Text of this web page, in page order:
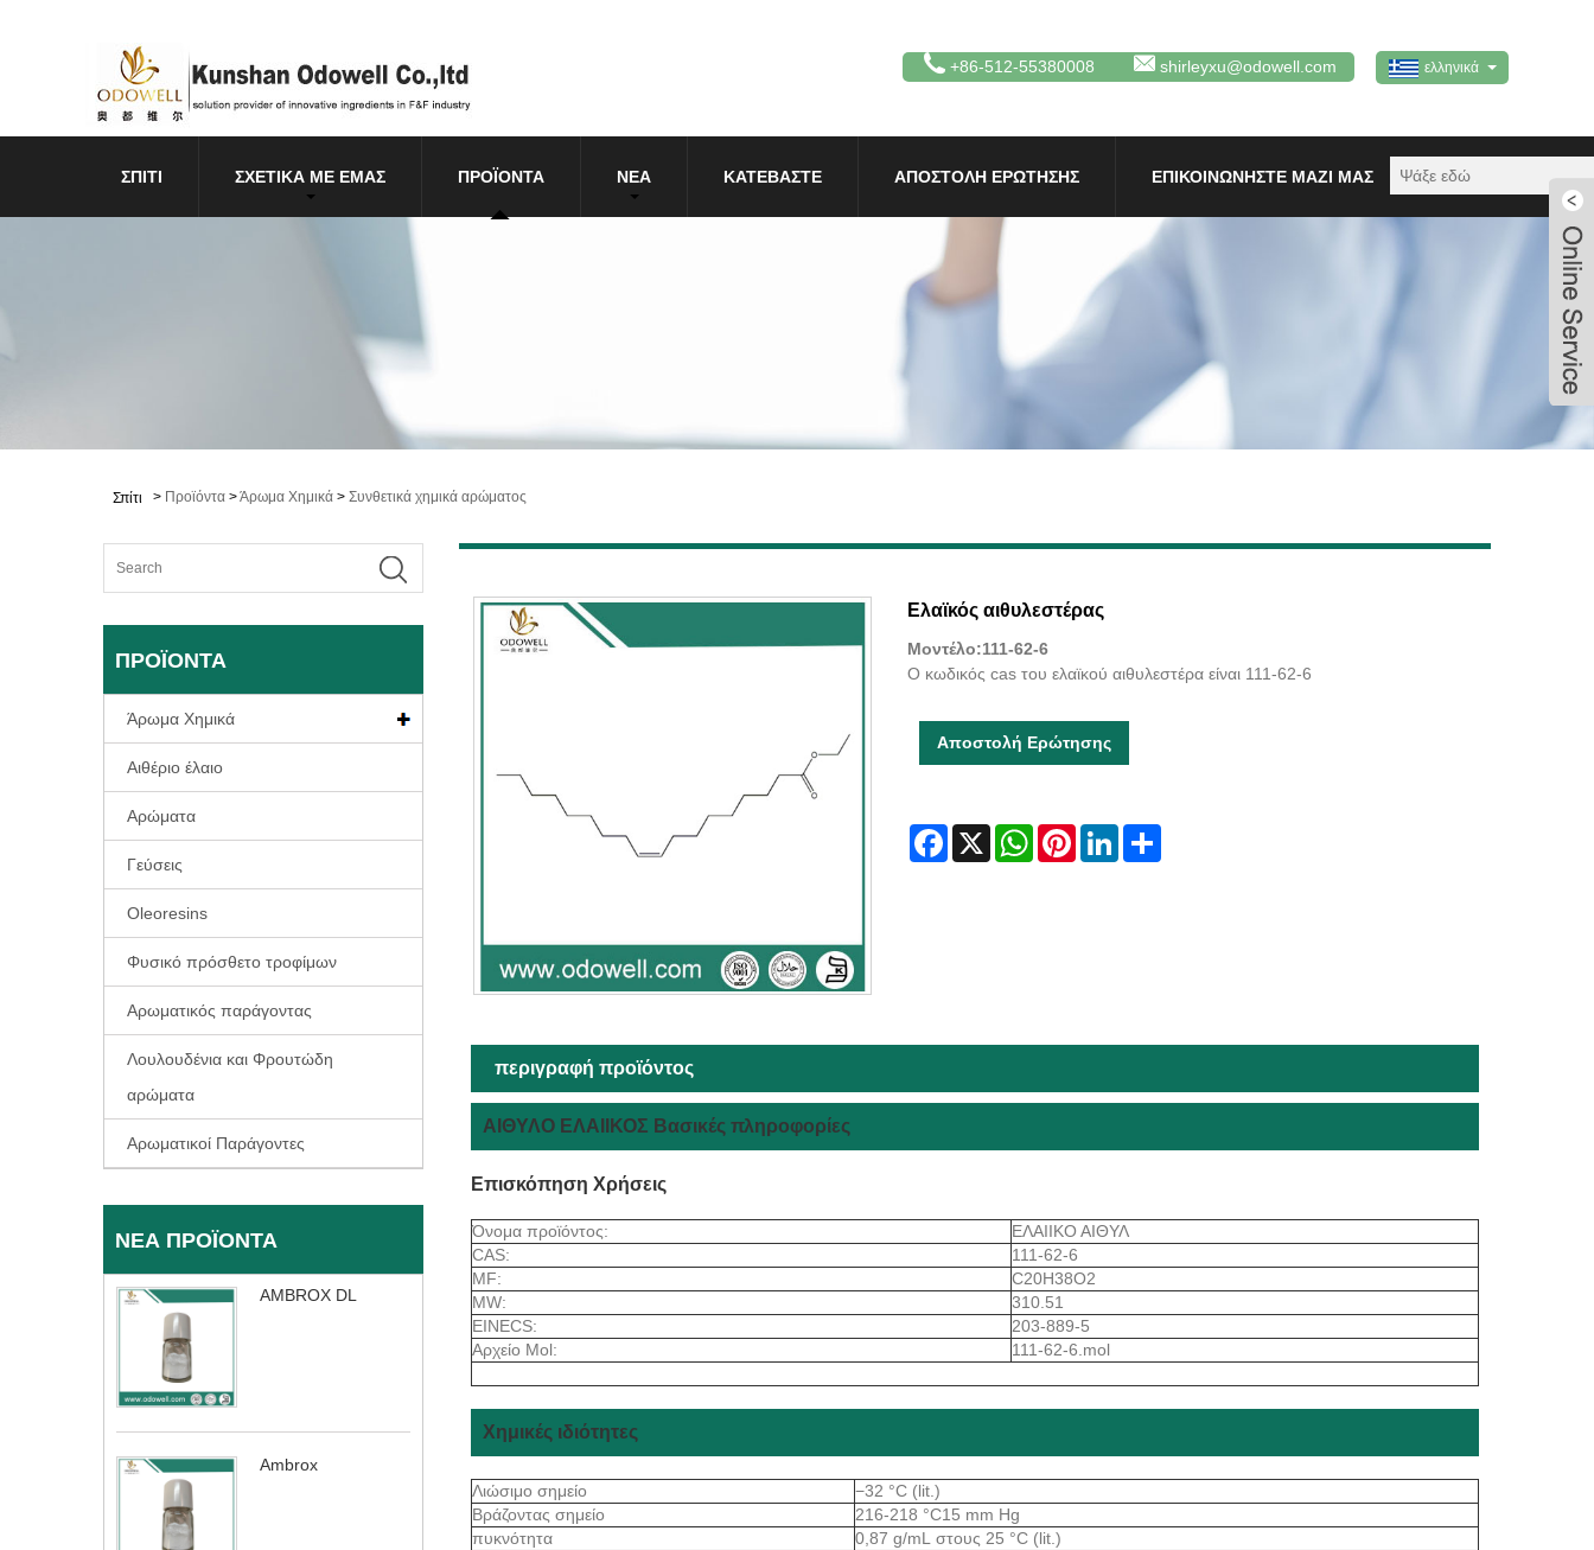
ελληνικά
+86-512-55380008 shirleyxu@odowell.com
ΣΠΊΤΙ ΣΧΕΤΙΚΆ ΜΕ ΕΜΆΣ ΠΡΟΪΌΝΤΑ ΝΈΑ ΚΑΤΕΒΆΣΤΕ ΑΠΟΣΤΟΛΉ ΕΡΏΤΗΣΗΣ ΕΠΙΚΟΙΝΩΝΉΣΤΕ ΜΑΖΊ ΜΑΣ
Σπίτι > Προϊόντα >Άρωμα Χημικά > Συνθετικά χημικά αρώματος
ΠΡΟΪΌΝΤΑ
Άρωμα Χημικά
Αιθέριο έλαιο
Αρώματα
Γεύσεις
Oleoresins
Φυσικό πρόσθετο τροφίμων
Αρωματικός παράγοντας
Λουλουδένια και Φρουτώδη
αρώματα
Αρωματικοί Παράγοντες
ΝΈΑ ΠΡΟΪΌΝΤΑ
AMBROX DL
Ambrox
Ελαϊκός αιθυλεστέρας
Μοντέλο:111-62-6
Ο κωδικός cas του ελαϊκού αιθυλεστέρα είναι 111-62-6
Αποστολή Ερώτησης
Facebook
X WhatsAppPinterestLinkedInShare
περιγραφή προϊόντος
ΑΙΘΥΛΟ ΕΛΑΙΙΚΟΣ Βασικές πληροφορίες
Επισκόπηση Χρήσεις
Όνομα προϊόντος:
ΕΛΑΙΙΚΟ ΑΙΘΥΛ
CAS:
111-62-6
MF:
C20H38O2
MW:
310.51
EINECS:
203-889-5
Αρχείο Mol:
111-62-6.mol
Χημικές ιδιότητες
Λιώσιμο σημείο
−32 °C (lit.)
Βράζοντας σημείο
216-218 °C15 mm Hg
πυκνότητα
0,87 g/mL στους 25 °C (lit.)